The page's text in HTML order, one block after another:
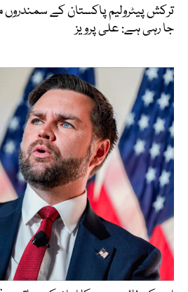
ترکش پیٹرولیم پاکستان کے
جا رہی ہے: علی پرویز